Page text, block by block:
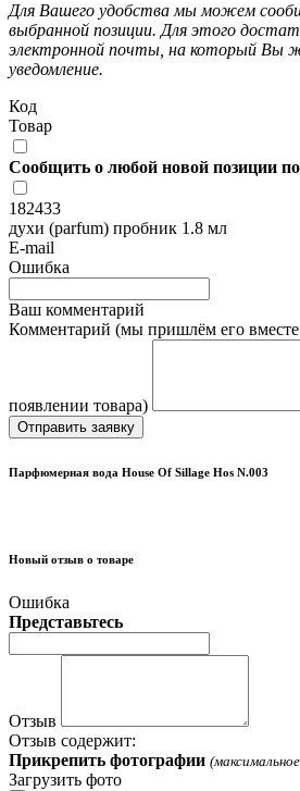
Для Вашего удобства мы можем
выбранной позиции. Для этого
электронной почты, на который Вы
уведомление.
Код
Товар
Сообщить о любой новой позиции
182433
духи (parfum) пробник 1.8 мл
E-mail
Ошибка
Ваш комментарий
Комментарий (мы пришлём его
появлении товара)
Отправить заявку
Парфюмерная вода House Of Sillage Hos N.003
Новый отзыв о товаре
Ошибка
Представьтесь
Отзыв
Отзыв содержит:
Прикрепить фотографии
Загрузить фото